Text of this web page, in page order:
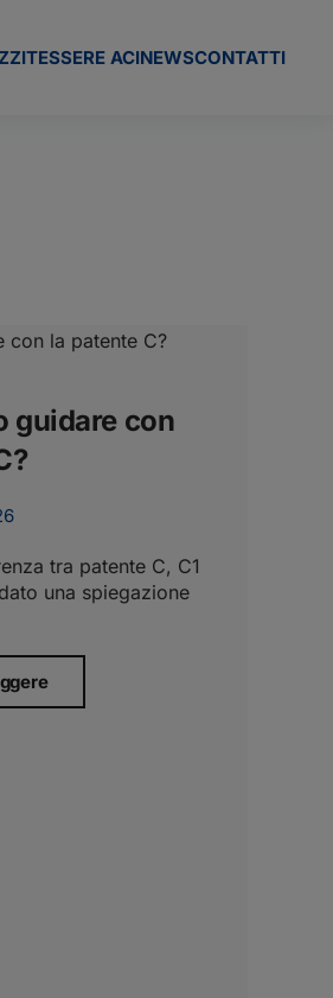
TESSERE ACINEWSCONTATTI
guidare con
tra patente C, C1
una spiegazione